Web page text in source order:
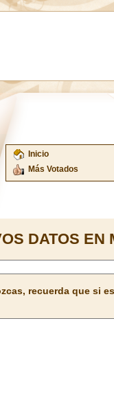
Inicio
Más Votados
DATOS EN
recuerda que si